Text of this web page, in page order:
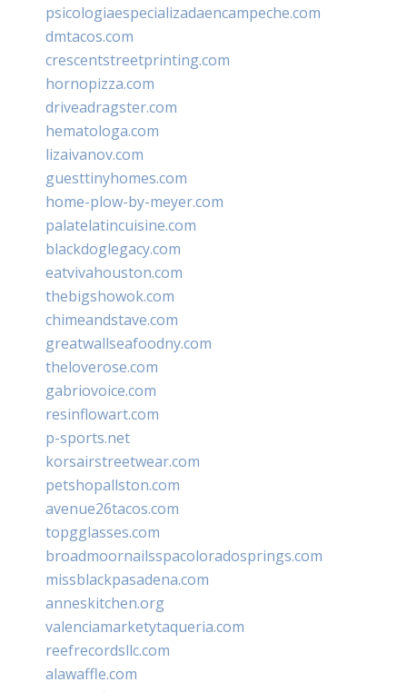
psicologiaespecializadaencampeche.com
dmtacos.com
crescentstreetprinting.com
hornopizza.com
driveadragster.com
hematologa.com
lizaivanov.com
guesttinyhomes.com
home-plow-by-meyer.com
palatelatincuisine.com
blackdoglegacy.com
eatvivahouston.com
thebigshowok.com
chimeandstave.com
greatwallseafoodny.com
theloverose.com
gabriovoice.com
resinflowart.com
p-sports.net
korsairstreetwear.com
petshopallston.com
avenue26tacos.com
topgglasses.com
broadmoornailsspacoloradosprings.com
missblackpasadena.com
anneskitchen.org
valenciamarketytaqueria.com
reefrecordsllc.com
alawaffle.com